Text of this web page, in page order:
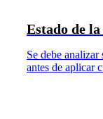
Estado de
Se debe analizar
antes de aplicar